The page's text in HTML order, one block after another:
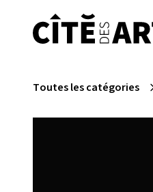
Toutes les catégories